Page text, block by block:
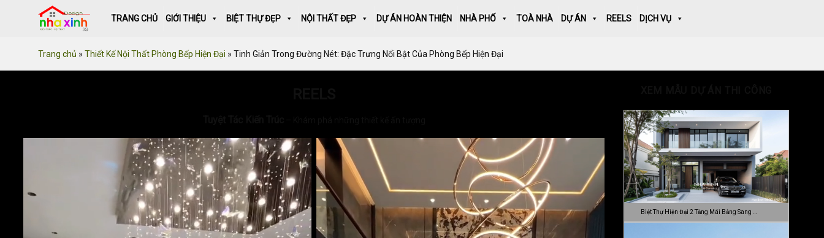
TRANG CHỦ GIỚI THIỆU BIỆT THỰ ĐẸP NỘI THẤT ĐẸP DỰ ÁN HOÀN THIỆN NHÀ PHỐ TOÀ NHÀ DỰ ÁN REELS DỊCH VỤ
Trang chủ » Thiết Kế Nội Thất Phòng Bếp Hiện Đại » Tinh Giản Trong Đường Nét: Đặc Trưng Nổi Bật Của Phòng Bếp Hiện Đại
Biệt Thự Hiện Đại 2 Tầng Mái Bằng Sang …